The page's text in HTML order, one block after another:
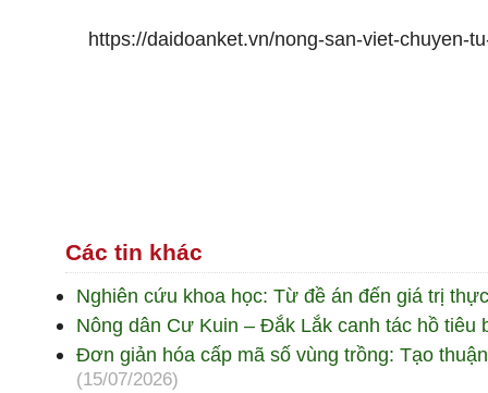
https://daidoanket.vn/nong-san-viet-chuyen-
Các tin khác
Nghiên cứu khoa học: Từ đề án đến giá trị
Nông dân Cư Kuin – Đắk Lắk canh tác hồ tiêu
Đơn giản hóa cấp mã số vùng trồng: Tạo
(15/07/2026)